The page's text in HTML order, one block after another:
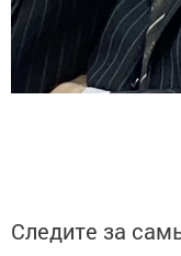
Следите за